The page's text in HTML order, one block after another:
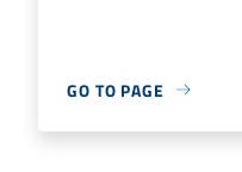
GO TO PAGE